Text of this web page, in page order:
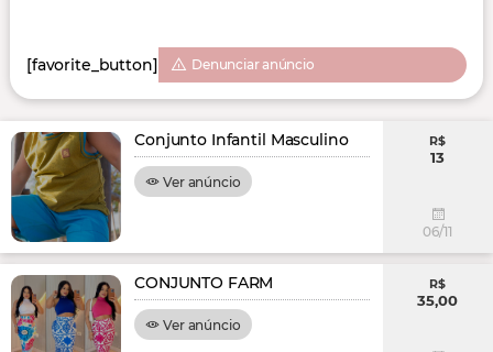
[favorite_button] Denunciar anúncio
Conjunto Infantil Masculino
Ver anúncio
R$
13
06/11
CONJUNTO FARM
Ver anúncio
R$
35,00